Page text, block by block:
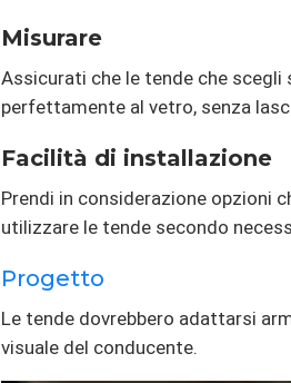
Misurare
Assicurati che le tende che
perfettamente al vetro, senza
Facilità di installazione
Prendi in considerazione opzioni
utilizzare le tende secondo
Progetto
Le tende dovrebbero adattarsi
visuale del conducente.